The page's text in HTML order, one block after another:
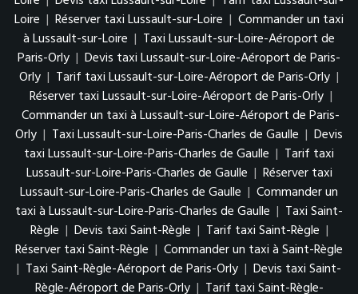
Loire | Réserver taxi Lussault-sur-Loire | Commander un taxi
à Lussault-sur-Loire | Taxi Lussault-sur-Loire-Aéroport de
Paris-Orly | Devis taxi Lussault-sur-Loire-Aéroport de Paris-
Orly | Tarif taxi Lussault-sur-Loire-Aéroport de Paris-Orly |
Réserver taxi Lussault-sur-Loire-Aéroport de Paris-Orly |
Commander un taxi à Lussault-sur-Loire-Aéroport de Paris-
Orly | Taxi Lussault-sur-Loire-Paris-Charles de Gaulle | Devis
taxi Lussault-sur-Loire-Paris-Charles de Gaulle | Tarif taxi
Lussault-sur-Loire-Paris-Charles de Gaulle | Réserver taxi
Lussault-sur-Loire-Paris-Charles de Gaulle | Commander un
taxi à Lussault-sur-Loire-Paris-Charles de Gaulle | Taxi Saint-
Règle | Devis taxi Saint-Règle | Tarif taxi Saint-Règle |
Réserver taxi Saint-Règle | Commander un taxi à Saint-Règle
| Taxi Saint-Règle-Aéroport de Paris-Orly | Devis taxi Saint-
Règle-Aéroport de Paris-Orly | Tarif taxi Saint-Règle-